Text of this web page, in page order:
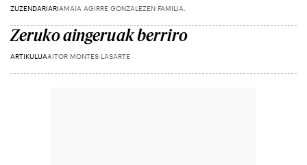
ZUZENDARIARIAMAIA AGIRRE GONZALEZEN FAMILIA.
Zeruko aingeruak berriro
ARTIKULUAAITOR MONTES LASARTE